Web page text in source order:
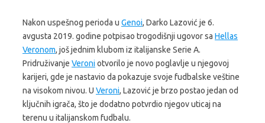
Nakon uspešnog perioda u Genoi, Darko Lazović je 6.
avgusta 2019. godine potpisao trogodišnji ugovor sa Hellas
Veronom, još jednim klubom iz italijanske Serie A.
Pridruživanje Veroni otvorilo je novo poglavlje u njegovoj
karijeri, gde je nastavio da pokazuje svoje fudbalske veštine
na visokom nivou. U Veroni, Lazović je brzo postao jedan od
ključnih igrača, što je dodatno potvrdio njegov uticaj na
terenu u italijanskom fudbalu.